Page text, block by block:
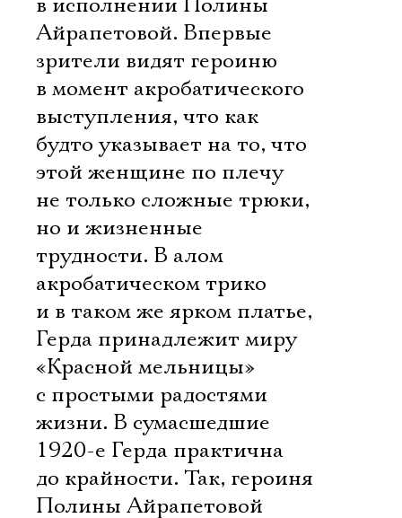
в исполнении Полины
Айрапетовой. Впервые
зрители видят героиню
в момент акробатического
выступления, что как
будто указывает на то, что
этой женщине по плечу
не только сложные трюки,
но и жизненные
трудности. В алом
акробатическом трико
и в таком же ярком платье,
Герда принадлежит миру
«Красной мельницы»
с простыми радостями
жизни. В сумасшедшие
1920-е Герда практична
до крайности. Так, героиня
Полины Айрапетовой